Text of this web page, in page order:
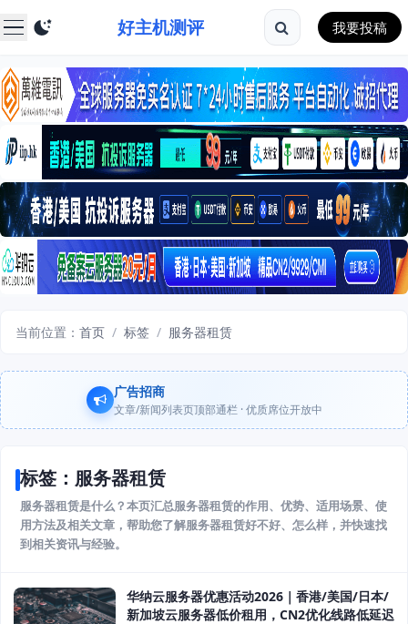
好主机测评 我要投稿
当前位置： 首页 / 标签 / 服务器租赁
广告招商
文章/新闻列表页顶部通栏 · 优质席位开放中
标签：服务器租赁
服务器租赁是什么？本页汇总服务器租赁的作用、优势、适用场景、使
用方法及相关文章，帮助您了解服务器租赁好不好、怎么样，并快速找
到相关资讯与经验。
华纳云服务器优惠活动2026｜香港/美国/日本/
新加坡云服务器低价租用，CN2优化线路低延迟